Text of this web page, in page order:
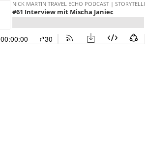
NICK MARTIN TRAVEL ECHO PODCAST |
#61 Interview mit Mischa Janiec
00:00:00 30